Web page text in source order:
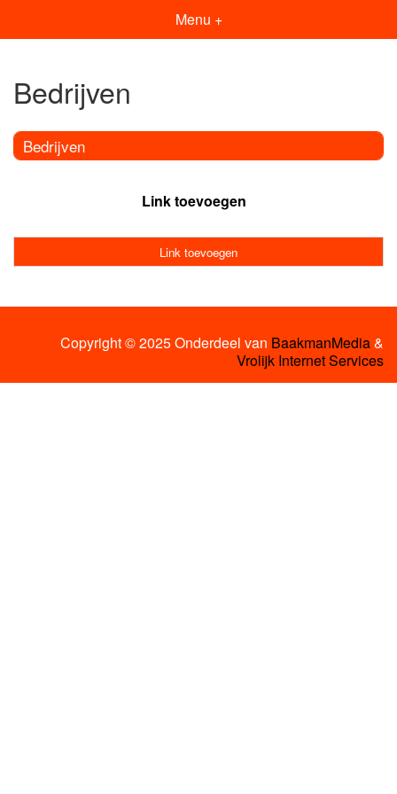
Menu +
Bedrijven
Bedrijven
Link toevoegen
Link toevoegen
Copyright © 2025 Onderdeel van BaakmanMedia&
Vrolijk Internet Services